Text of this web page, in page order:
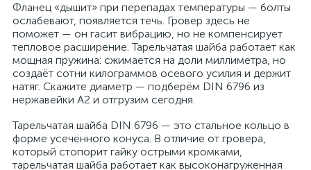
Фланец «дышит» при перепадах температуры — болты
ослабевают, появляется течь. Гровер здесь не
поможет — он гасит вибрацию, но не компенсирует
тепловое расширение. Тарельчатая шайба работает как
мощная пружина: сжимается на доли миллиметра, но
создаёт сотни килограммов осевого усилия и держит
натяг. Скажите диаметр — подберём DIN 6796 из
нержавейки A2 и отгрузим сегодня.
Тарельчатая шайба DIN 6796 — это стальное кольцо в
форме усечённого конуса. В отличие от гровера,
который стопорит гайку острыми кромками,
тарельчатая шайба работает как высоконагруженная